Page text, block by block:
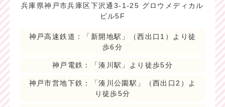
兵庫県神戸市兵庫区下沢通3-1-25 グロウメディカル
ビル5F
神戸高速鉄道：「新開地駅」（西出口1）より徒
歩6分
神戸電鉄：「湊川駅」より徒歩5分
神戸市営地下鉄：「湊川公園駅」（西出口2）よ
り徒歩5分